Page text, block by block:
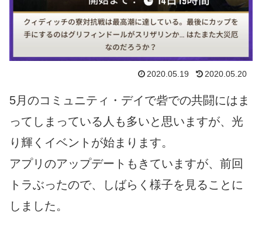
2020.05.19 2020.05.20
5月のコミュニティ・デイで砦での共闘にはま
ってしまっている人も多いと思いますが、光
り輝くイベントが始まります。
アプリのアップデートもきていますが、前回
トラぶったので、しばらく様子を見ることに
しました。